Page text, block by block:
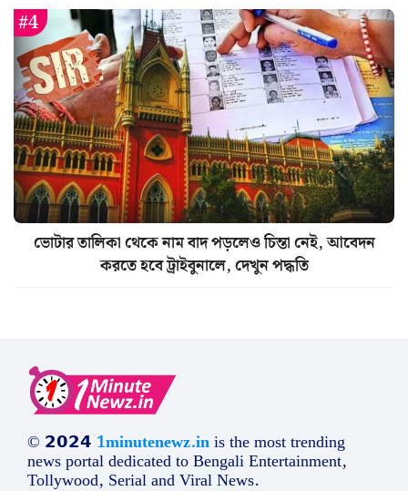
ভোটার তালিকা থেকে নাম বাদ পড়লেও চিন্তা নেই, আবেদন
করতে হবে ট্রাইবুনালে, দেখুন পদ্ধতি
© 𝟮𝟬𝟮𝟰 1minutenewz.inis the most trending
news portal dedicated to Bengali Entertainment,
Tollywood, Serial and Viral News.